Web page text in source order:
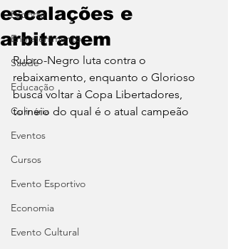
Esporte
Entretenimento
Saúde
Educação
Culinária
Eventos
Cursos
Evento Esportivo
Economia
Evento Cultural
escalações e
arbitragem
Rubro-Negro luta contra o
rebaixamento, enquanto o Glorioso
busca voltar à Copa Libertadores,
torneio do qual é o atual campeão